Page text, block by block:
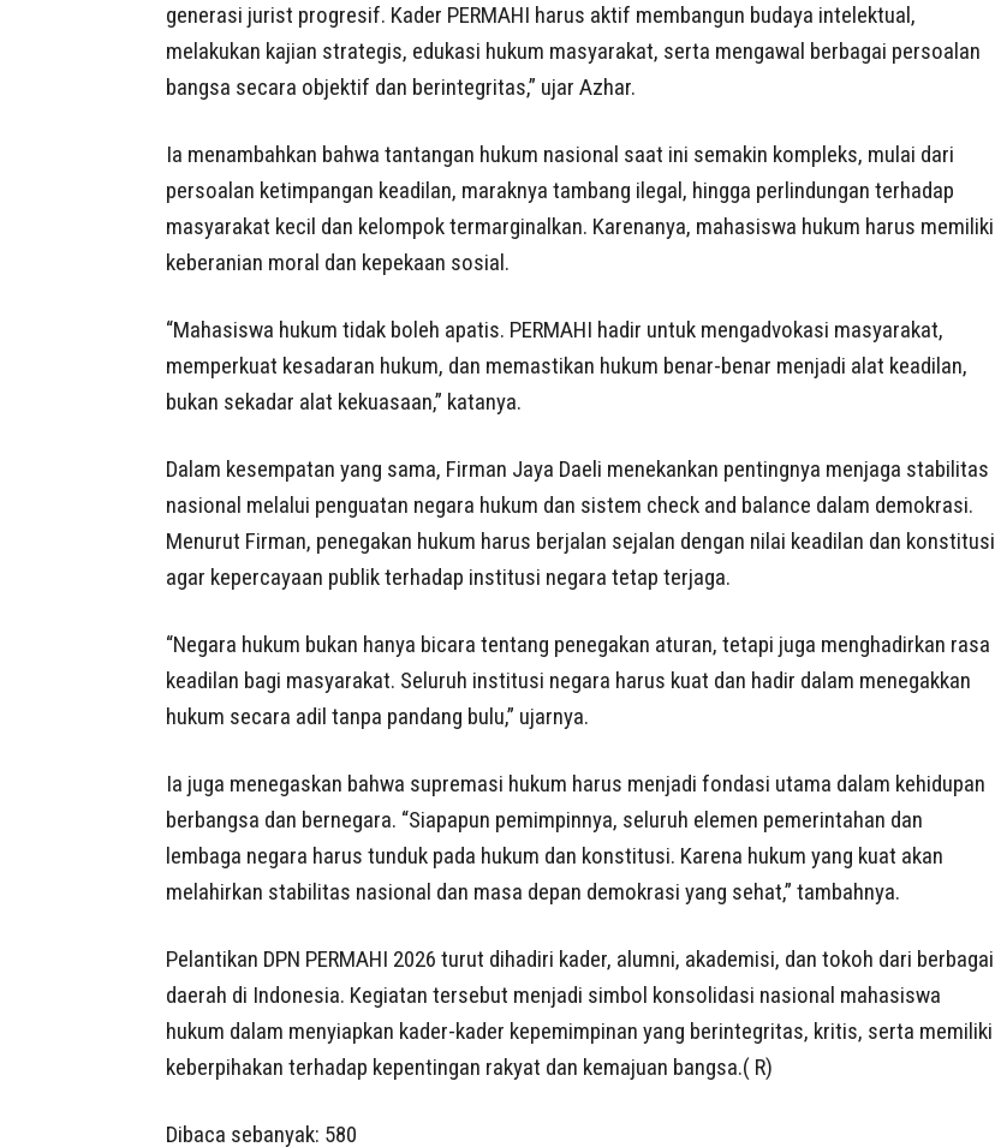
generasi jurist progresif. Kader PERMAHI harus aktif membangun budaya intelektual,
melakukan kajian strategis, edukasi hukum masyarakat, serta mengawal berbagai persoalan
bangsa secara objektif dan berintegritas,” ujar Azhar.
Ia menambahkan bahwa tantangan hukum nasional saat ini semakin kompleks, mulai dari
persoalan ketimpangan keadilan, maraknya tambang ilegal, hingga perlindungan terhadap
masyarakat kecil dan kelompok termarginalkan. Karenanya, mahasiswa hukum harus memiliki
keberanian moral dan kepekaan sosial.
“Mahasiswa hukum tidak boleh apatis. PERMAHI hadir untuk mengadvokasi masyarakat,
memperkuat kesadaran hukum, dan memastikan hukum benar-benar menjadi alat keadilan,
bukan sekadar alat kekuasaan,” katanya.
Dalam kesempatan yang sama, Firman Jaya Daeli menekankan pentingnya menjaga stabilitas
nasional melalui penguatan negara hukum dan sistem check and balance dalam demokrasi.
Menurut Firman, penegakan hukum harus berjalan sejalan dengan nilai keadilan dan konstitusi
agar kepercayaan publik terhadap institusi negara tetap terjaga.
“Negara hukum bukan hanya bicara tentang penegakan aturan, tetapi juga menghadirkan rasa
keadilan bagi masyarakat. Seluruh institusi negara harus kuat dan hadir dalam menegakkan
hukum secara adil tanpa pandang bulu,” ujarnya.
Ia juga menegaskan bahwa supremasi hukum harus menjadi fondasi utama dalam kehidupan
berbangsa dan bernegara. “Siapapun pemimpinnya, seluruh elemen pemerintahan dan
lembaga negara harus tunduk pada hukum dan konstitusi. Karena hukum yang kuat akan
melahirkan stabilitas nasional dan masa depan demokrasi yang sehat,” tambahnya.
Pelantikan DPN PERMAHI 2026 turut dihadiri kader, alumni, akademisi, dan tokoh dari berbagai
daerah di Indonesia. Kegiatan tersebut menjadi simbol konsolidasi nasional mahasiswa
hukum dalam menyiapkan kader-kader kepemimpinan yang berintegritas, kritis, serta memiliki
keberpihakan terhadap kepentingan rakyat dan kemajuan bangsa.( R)
Dibaca sebanyak: 580